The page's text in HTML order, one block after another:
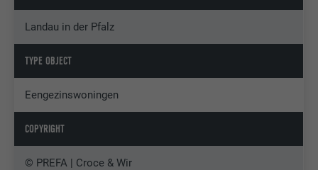
Landau in der Pfalz
TYPE OBJECT
Eengezinswoningen
COPYRIGHT
© PREFA | Croce & Wir